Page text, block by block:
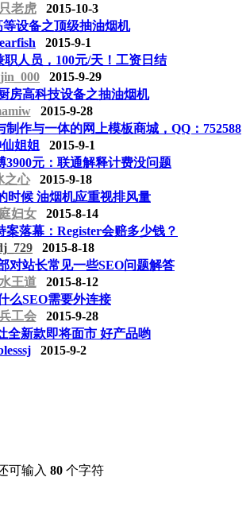
老虎2015-10-3
等设备之顶级抽油烟机
2015-9-1
职人员，100元/天！工资日结
2015-9-29
房高科技设备之抽油烟机
2015-9-28
作与一体的网上模板商城，QQ：752588
姐姐 2015-9-1
3900元：联通解释计费没问题
之心2015-9-18
时候 油烟机应重视排风量
妇女2015-8-14
案落幕：Register会赔多少钱？
2015-8-18
对站长常见一些SEO问题解答
王道2015-8-12
么SEO需要外连接
工会2015-9-28
全新款即将面市 好产品哟
2015-9-2
可输入80 个字符